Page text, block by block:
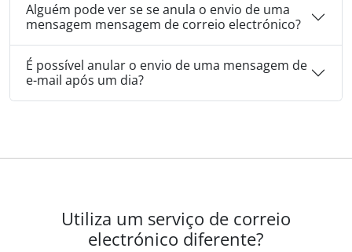
Alguém pode ver se se anula o envio de uma
mensagem mensagem de correio electrónico?
É possível anular o envio de uma mensagem de
e-mail após um dia?
Utiliza um serviço de correio
electrónico diferente?